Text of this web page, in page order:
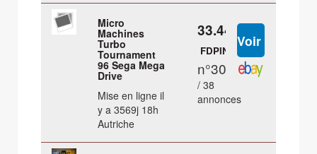
Micro
Machines
Turbo
Tournament
96 Sega Mega
Drive
Mise en ligne il
y a 3569j 18h
Autriche
33.44 €
FDPIN
n°30
/ 38
annonces